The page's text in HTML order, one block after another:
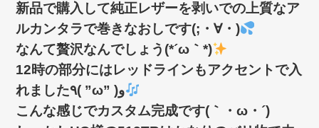
新品で購入して純正レザーを剥いでの上質なア
ルカンタラで巻きなおしです(;・∀・)
なんて贅沢なんでしょう(*´ω｀*)
12時の部分にはレッドラインもアクセントで入
れました٩( ”ω” )و
こんな感じでカスタム完成です(｀・ω・´)ゞ